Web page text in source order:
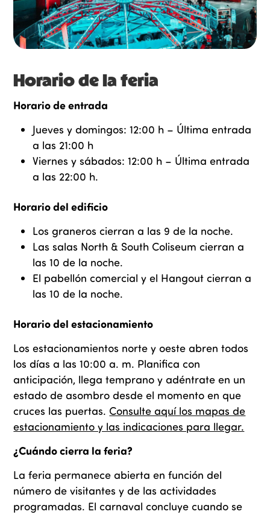
Horario de la feria
Horario de entrada
Jueves y domingos: 12:00 h – Última entrada
a las 21:00 h
Viernes y sábados: 12:00 h – Última entrada
a las 22:00 h.
Horario del edificio
Los graneros cierran a las 9 de la noche.
Las salas North & South Coliseum cierran a
las 10 de la noche.
El pabellón comercial y el Hangout cierran a
las 10 de la noche.
Horario del estacionamiento
Los estacionamientos norte y oeste abren todos
los días a las 10:00 a. m. Planifica con
anticipación, llega temprano y adéntrate en un
estado de asombro desde el momento en que
cruces las puertas. Consulte aquí los mapas de
estacionamiento y las indicaciones para llegar.
¿Cuándo cierra la feria?
La feria permanece abierta en función del
número de visitantes y de las actividades
programadas. El carnaval concluye cuando se